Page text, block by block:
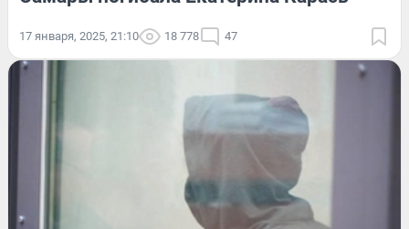
17 января, 2025, 21:10 18 778 47